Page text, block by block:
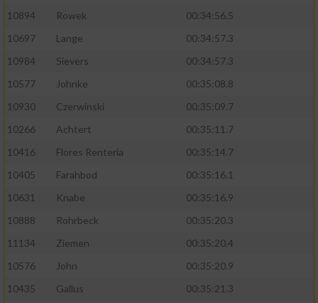
10894
Rowek
00:34:56.5
10697
Lange
00:34:57.3
10984
Sievers
00:34:57.3
10577
Johnke
00:35:08.8
10930
Czerwinski
00:35:09.7
10266
Achtert
00:35:11.7
10416
Flores Renteria
00:35:14.7
10405
Farahbod
00:35:16.1
10631
Knabe
00:35:16.9
10888
Rohrbeck
00:35:20.3
11134
Ziemen
00:35:20.4
10576
John
00:35:20.9
10435
Gallus
00:35:21.3